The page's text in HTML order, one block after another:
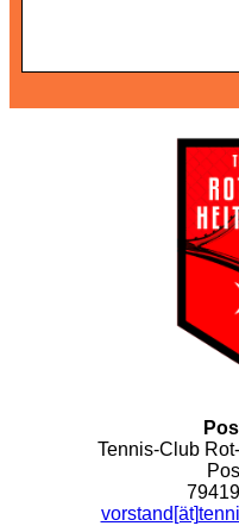
Tennis-Club
vorstand [ät]